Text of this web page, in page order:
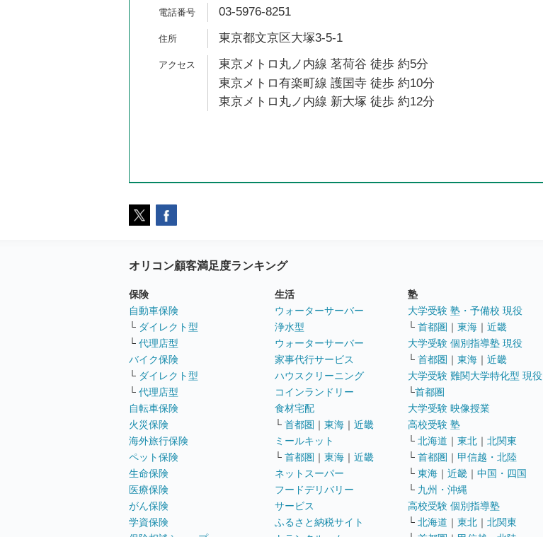
03-5976-8251
東京都文京区大塚3-5-1
東京メトロ丸ノ内線 茗荷谷 徒歩 約5分
東京メトロ有楽町線 護国寺 徒歩 約10分
東京メトロ丸ノ内線 新大塚 徒歩 約12分
オリコン顧客満足度ランキング
保険
自動車保険
└ ダイレクト型
└ 代理店型
バイク保険
└ ダイレクト型
└ 代理店型
自転車保険
火災保険
海外旅行保険
ペット保険
生命保険
医療保険
がん保険
学資保険
生活
ウォーターサーバー
浄水型
ウォーターサーバー
家事代行サービス
ハウスクリーニング
コインランドリー
食材宅配
└ 首都圏 ｜ 東海 ｜ 近畿
ミールキット
└ 首都圏 ｜ 東海 ｜ 近畿
ネットスーパー
フードデリバリー
サービス
ふるさと納税サイト
塾
大学受験 塾・予備校 現役
└ 首都圏 ｜ 東海 ｜ 近畿
大学受験 個別指導塾 現役
└ 首都圏 ｜ 東海 ｜ 近畿
大学受験 難関大学特化型 現役
└首都圏
大学受験 映像授業
高校受験 塾
└ 北海道 ｜ 東北 ｜ 北関東
└ 首都圏 ｜ 甲信越・北陸
└ 東海 ｜ 近畿 ｜ 中国・四国
└ 九州・沖縄
高校受験 個別指導塾
└ 北海道 ｜ 東北 ｜ 北関東